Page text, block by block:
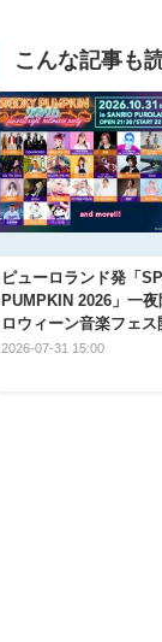
こんな記事も
ピューロランド発「
PUMPKIN 2026」一
ロウィーン音楽フェス
定！
2026-07-31 15:00